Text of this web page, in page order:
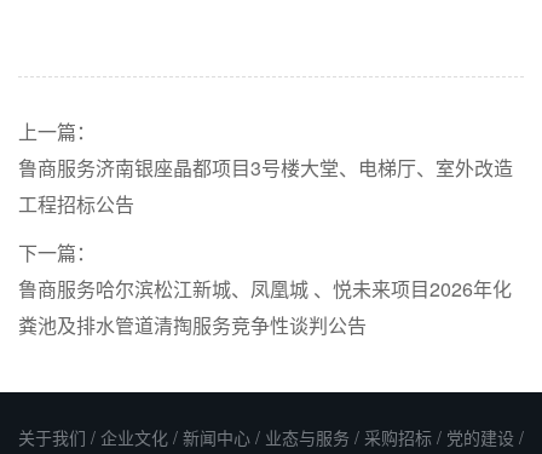
上一篇：
鲁商服务济南银座晶都项目3号楼大堂、电梯厅、室外改造
工程招标公告
下一篇：
鲁商服务哈尔滨松江新城、凤凰城 、悦未来项目2026年化
粪池及排水管道清掏服务竞争性谈判公告
关于我们 / 企业文化 / 新闻中心 / 业态与服务 / 采购招标 / 党的建设 /